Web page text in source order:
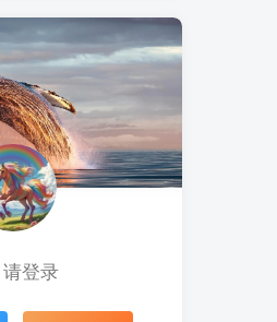
登录